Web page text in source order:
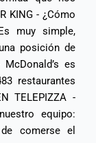
KING - ¿Cómo
muy simple,
posición de
es
restaurantes
TELEPIZZA -
equipo:
comerse el